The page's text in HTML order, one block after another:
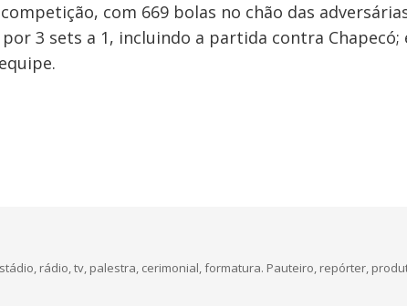
com 669 bolas no chão das
3 sets a 1, incluindo a partida contra Chapecó;
rádio, tv, palestra, cerimonial, formatura. Pauteiro, repórter,